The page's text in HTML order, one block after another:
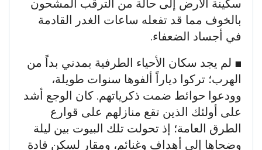
سكينة الأرض إلى حالة من الترقب المشحون
بالخوف مما قد تفعله ساعات الغدر القادمة
في أجساد الضعفاء.
​■ لم يجد سكان الأحياء الطرفية بمدني بداً من
الهرب؛ تركوا دياراً ألفوها سنوات طويلة،
وودعوا حوائط ضمت ذكرياتهم. كان الوجع أشد
على أولئك الذين تقع منازلهم على قوارع
الطرق العامة؛ إذ تحولت تلك البيوت بين ليلة
وضحاها إلى أهداف وغنائم، ومقار لسكن قادة